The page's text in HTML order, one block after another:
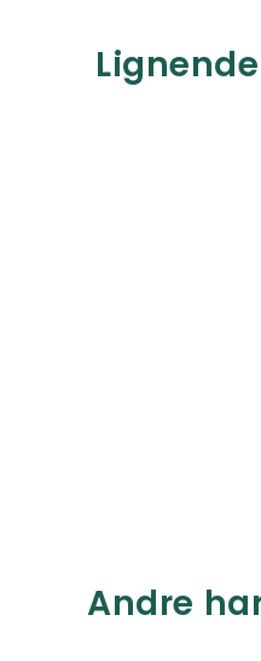
Andre